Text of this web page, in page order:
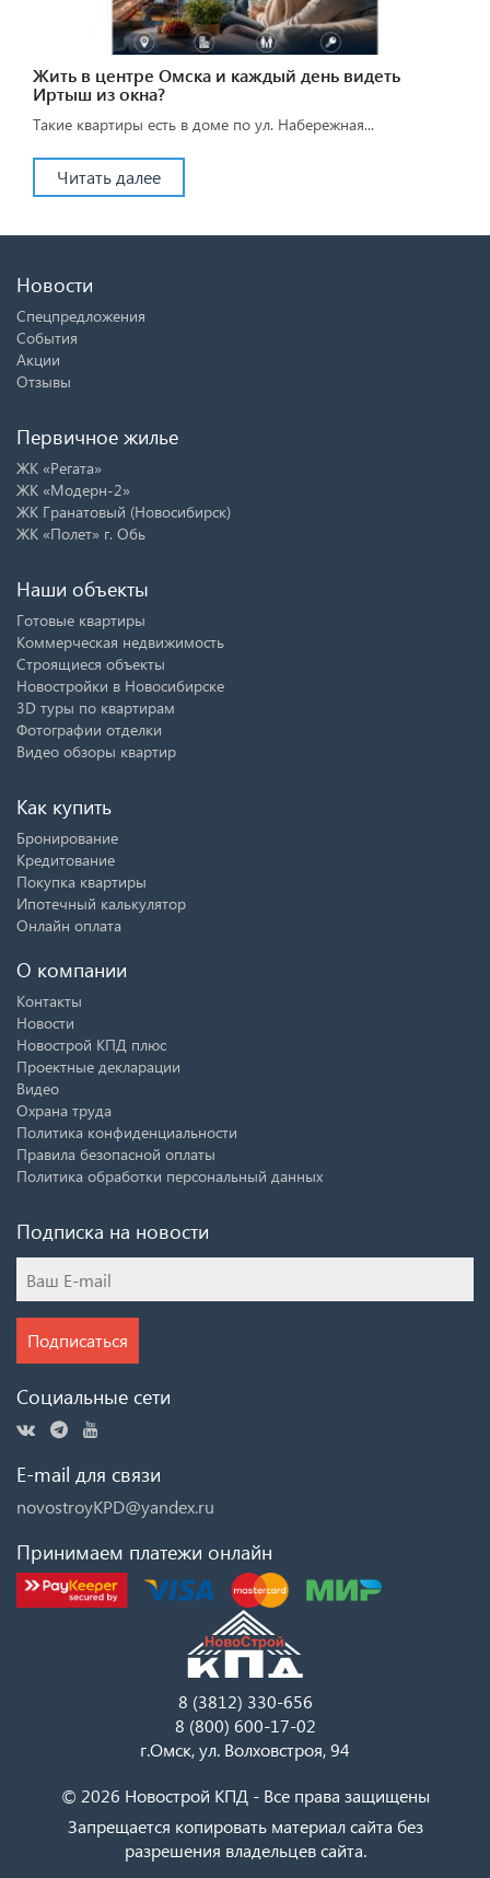
Жить в центре Омска и каждый день видеть
Иртыш из окна?
Такие квартиры есть в доме по ул. Набережная...
Читать далее
Новости
Спецпредложения
События
Акции
Отзывы
Первичное жилье
ЖК «Регата»
ЖК «Модерн-2»
ЖК Гранатовый (Новосибирск)
ЖК «Полет» г. Обь
Наши объекты
Готовые квартиры
Коммерческая недвижимость
Строящиеся объекты
Новостройки в Новосибирске
3D туры по квартирам
Фотографии отделки
Видео обзоры квартир
Как купить
Бронирование
Кредитование
Покупка квартиры
Ипотечный калькулятор
Онлайн оплата
О компании
Контакты
Новости
Новострой КПД плюс
Проектные декларации
Видео
Охрана труда
Политика конфиденциальности
Правила безопасной оплаты
Политика обработки персональный данных
Подписка на новости
Подписаться
Социальные сети
E-mail для связи
novostroyKPD@yandex.ru
Принимаем платежи онлайн
8 (3812) 330-656
8 (800) 600-17-02
г.Омск, ул. Волховстроя, 94
© 2026 Новострой КПД - Все права защищены
Запрещается копировать материал сайта без
разрешения владельцев сайта.